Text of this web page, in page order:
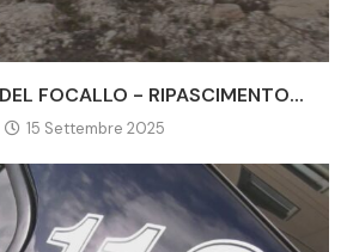
FOCALLO - RIPASCIMENTO...
15 Settembre 2025